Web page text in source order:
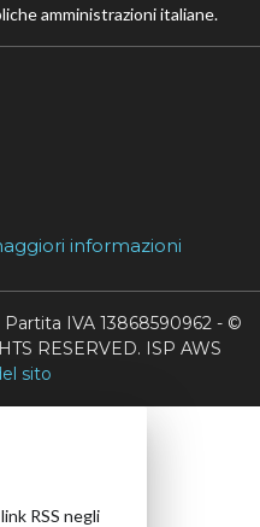
amministrazioni italiane.
informazioni
IVA 13868590962 - ©
RESERVED. ISP AWS
sito
RSS negli